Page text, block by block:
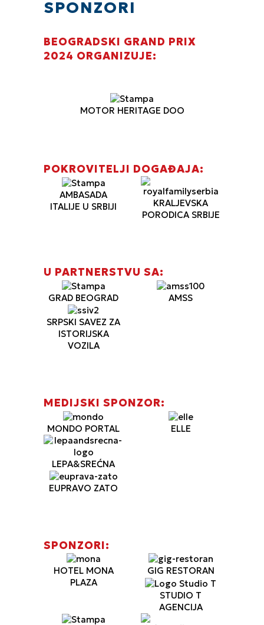
SPONZORI
BEOGRADSKI GRAND PRIX
2024 ORGANIZUJE:
MOTOR HERITAGE DOO
POKROVITELJI DOGAĐAJA:
AMBASADA
ITALIJE U SRBIJI
KRALJEVSKA
PORODICA SRBIJE
U PARTNERSTVU SA:
GRAD BEOGRAD AMSS
SRPSKI SAVEZ ZA
ISTORIJSKA
VOZILA
MEDIJSKI SPONZOR:
MONDO PORTAL ELLE
LEPA&SREĆNA
EUPRAVO ZATO
SPONZORI:
HOTEL MONA
PLAZA
GIG RESTORAN
STUDIO T
AGENCIJA